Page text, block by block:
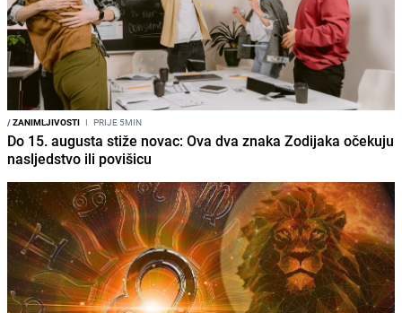
/ZANIMLJIVOSTI I PRIJE 5MIN
Do 15. augusta stiže novac: Ova dva znaka Zodijaka očekuju
nasljedstvo ili povišicu